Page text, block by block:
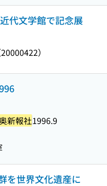
代文学館で記念展
）
新報社1996.9
を世界文化遺産に